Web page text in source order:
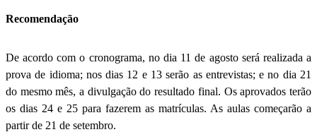
Recomendação
De acordo com o cronograma, no dia 11 de agosto será realizada a
prova de idioma; nos dias 12 e 13 serão as entrevistas; e no dia 21
do mesmo mês, a divulgação do resultado final. Os aprovados terão
os dias 24 e 25 para fazerem as matrículas. As aulas começarão a
partir de 21 de setembro.